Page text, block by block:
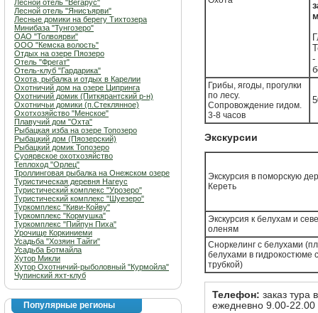
Лесной отель "Вегарус"
Лесной отель "Янисъярви"
Лесные домики на берегу Тихтозера
Минибаза "Тунгозеро"
ОАО "Толвоярви"
ООО "Кемска волость"
Отдых на озере Пяозеро
Отель "Фрегат"
Отель-клуб "Гардарика"
Охота, рыбалка и отдых в Карелии
Охотничий дом на озере Ципринга
Охотничий домик (Питкярантский р-н)
Охотничьи домики (п.Стеклянное)
Охотхозяйство "Менское"
Плавучий дом "Охта"
Рыбацкая изба на озере Топозеро
Рыбацкий дом (Пяозерский)
Рыбацкий домик Топозеро
Суоярвское охотхозяйство
Теплоход "Орлец"
Троллинговая рыбалка на Онежском озере
Туристическая деревня Нагеус
Туристический комплекс "Урозеро"
Туристический комплекс "Шуезеро"
Туркомплекс "Киви-Койву"
Туркомплекс "Кормушка"
Туркомплекс "Пийпун Пиха"
Урочище Коркиниеми
Усадьба "Хозяин Тайги"
Усадьба Ботмайла
Хутор Микли
Хутор Охотничий-рыболовный "Курмойла"
Чупинский яхт-клуб
Популярные регионы
-
Грибы, ягоды, прогулки
по лесу.
Сопровождение гидом.
3-8 часов
Экскурсии
Экскурсия в поморскую
Кереть
Экскурсия к белухам и
оленям
Сноркелинг с белухами
белухами в гидрокостюме
трубкой)
Телефон: заказ тура
ежедневно 9.00-22.00